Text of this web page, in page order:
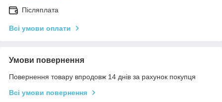
Післяплата
Всі умови оплати
Умови повернення
Повернення товару впродовж 14 днів за рахунок покупця
Всі умови повернення